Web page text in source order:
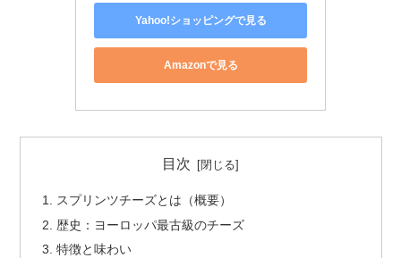
Yahoo!ショッピングで見る
Amazonで見る
目次
スプリンツチーズとは（概要）
歴史：ヨーロッパ最古級のチーズ
特徴と味わい